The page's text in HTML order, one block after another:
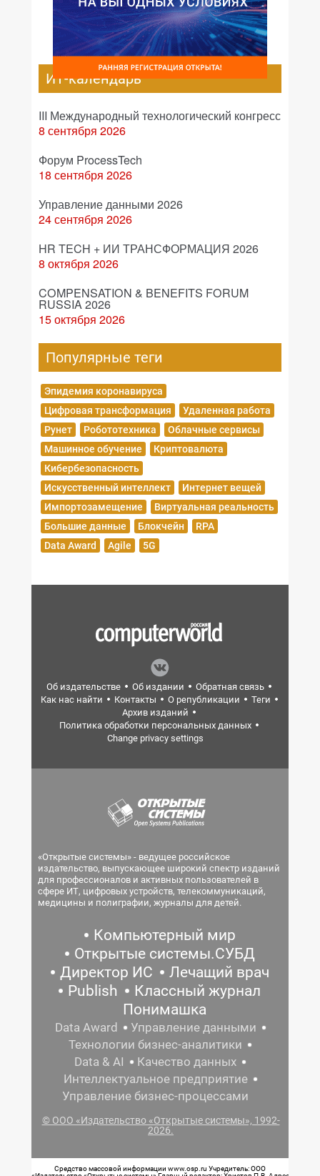
ИТ-календарь
III Международный технологический конгресс
8 сентября 2026
Форум ProcessTech
18 сентября 2026
Управление данными 2026
24 сентября 2026
HR TECH + ИИ ТРАНСФОРМАЦИЯ 2026
8 октября 2026
COMPENSATION & BENEFITS FORUM
RUSSIA 2026
15 октября 2026
Популярные теги
Эпидемия коронавируса
Цифровая трансформация
Удаленная работа
Рунет
Робототехника
Облачные сервисы
Машинное обучение
Криптовалюта
Кибербезопасность
Искусственный интеллект
Интернет вещей
Импортозамещение
Виртуальная реальность
Большие данные
Блокчейн
RPA
Data Award
Agile 5G
Об издательстве Об издании
Обратная связь
Как нас найти
Контакты О републикации
Теги
Архив изданий
Политика обработки персональных данных
Change privacy settings
«Открытые системы» - ведущее российское
издательство, выпускающее широкий спектр изданий
для профессионалов и активных пользователей в
сфере ИТ, цифровых устройств, телекоммуникаций,
медицины и полиграфии, журналы для детей.
Компьютерный мир
Открытые системы.СУБД
Директор ИС
Лечащий врач
Publish
Классный журнал
Понимашка
Data Award
Управление данными
Технологии бизнес-аналитики
Data & AI
Качество данных
Интеллектуальное предприятие
Управление бизнес-процессами
© ООО «Издательство «Открытые системы», 1992-
2026.
Средство массовой информации www.osp.ru Учредитель: ООО